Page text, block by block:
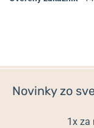
Naťahovač Heisse
1 108 €
Novinky zo
1x za